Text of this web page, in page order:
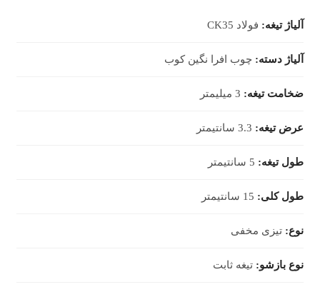
آلیاژ تیغه: فولاد CK35
آلیاژ دسته: چوب افرا نگین کوب
ضخامت تیغه: 3 میلیمتر
عرض تیغه:
طول تیغه: 5 سانتیمتر
طول کلی:
نوع: تیزی مخفی
نوع بازشو: تیغه ثابت